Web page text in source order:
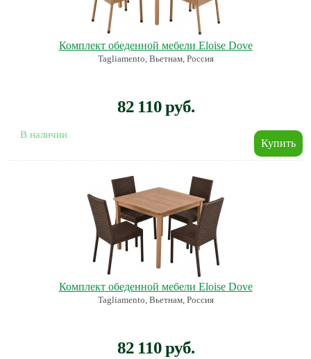
Комплект обеденной мебели Eloise Dove
Tagliamento, Вьетнам, Россия
82 110 руб.
В наличии
Комплект обеденной мебели Eloise Dove
Tagliamento, Вьетнам, Россия
82 110 руб.